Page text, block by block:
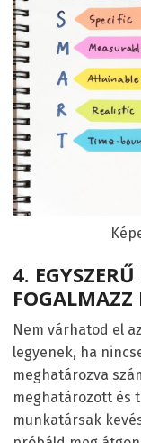
4.
FOGALMAZZ
Nem várhatod el
legyenek, ha
meghatározva
meghatározott és
munkatársak